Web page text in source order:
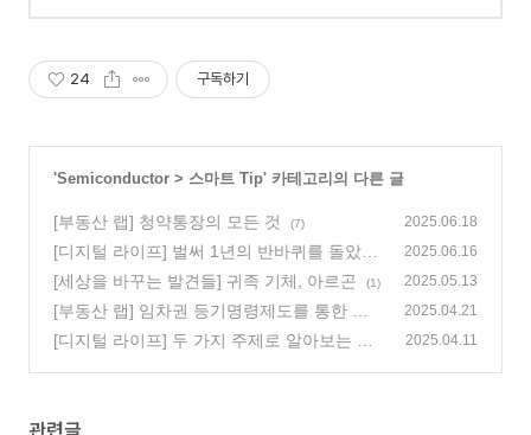
24 구독하기
'Semiconductor > 스마트 Tip' 카테고리의 다른 글
[부동산 랩] 청약통장의 모든 것 (7) 2025.06.18
[디지털 라이프] 벌써 1년의 반바퀴를 돌았다,
6월의 ‘재충전’ IT
(7)
2025.06.16
[세상을 바꾸는 발견들] 귀족 기체, 아르곤 (1) 2025.05.13
[부동산 랩] 임차권 등기명령제도를 통한 보
증금 회수하기
(0)
2025.04.21
[디지털 라이프] 두 가지 주제로 알아보는 몽
2025.04.11
관련글